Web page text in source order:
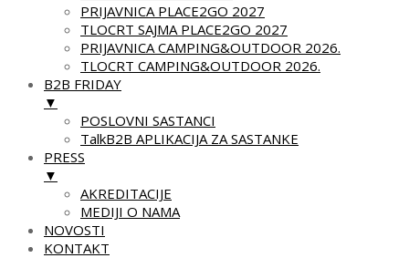
PRIJAVNICA PLACE2GO 2027
TLOCRT SAJMA PLACE2GO 2027
PRIJAVNICA CAMPING&OUTDOOR 2026.
TLOCRT CAMPING&OUTDOOR 2026.
B2B FRIDAY
▼
POSLOVNI SASTANCI
TalkB2B APLIKACIJA ZA SASTANKE
PRESS
▼
AKREDITACIJE
MEDIJI O NAMA
NOVOSTI
KONTAKT